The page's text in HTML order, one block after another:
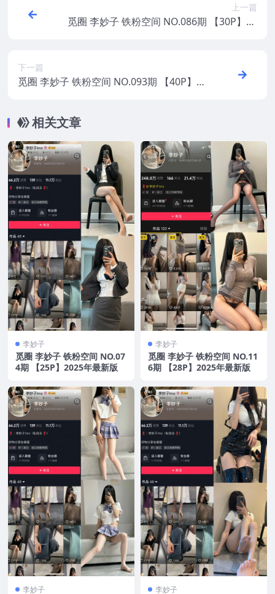
上一篇
觅圈 李妙子 铁粉空间 NO.086期 【30P】20
下一篇
觅圈 李妙子 铁粉空间 NO.093期 【40P】20
相关文章
李妙子
觅圈 李妙子 铁粉空间 NO.07
4期 【25P】2025年最新版
李妙子
觅圈 李妙子 铁粉空间 NO.11
6期 【28P】2025年最新版
李妙子 李妙子